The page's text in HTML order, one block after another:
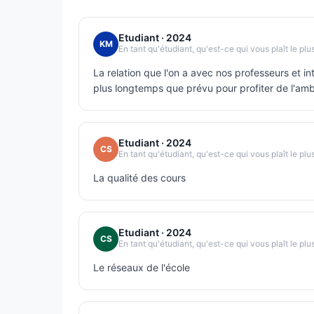
Pour aller plus loin dans l’expertise des
mastères en partenariat avec EEMI :
-Architecture et solutions
-Stratégie marketing
-UX/UI
Ces 3 mastères s’ancrent dans le
équivalent Bac+3 dans le domaine
KM
Etudiant · 2024
En tant qu'étudiant, qu'est-ce qui vous plaît le
La relation que l'on a avec nos professeurs et
plus longtemps que prévu pour profiter de
CS
Etudiant · 2024
En tant qu'étudiant, qu'est-ce qui vous plaît le
La qualité des cours
CS
Etudiant · 2024
En tant qu'étudiant, qu'est-ce qui vous plaît le
Le réseaux de l'école